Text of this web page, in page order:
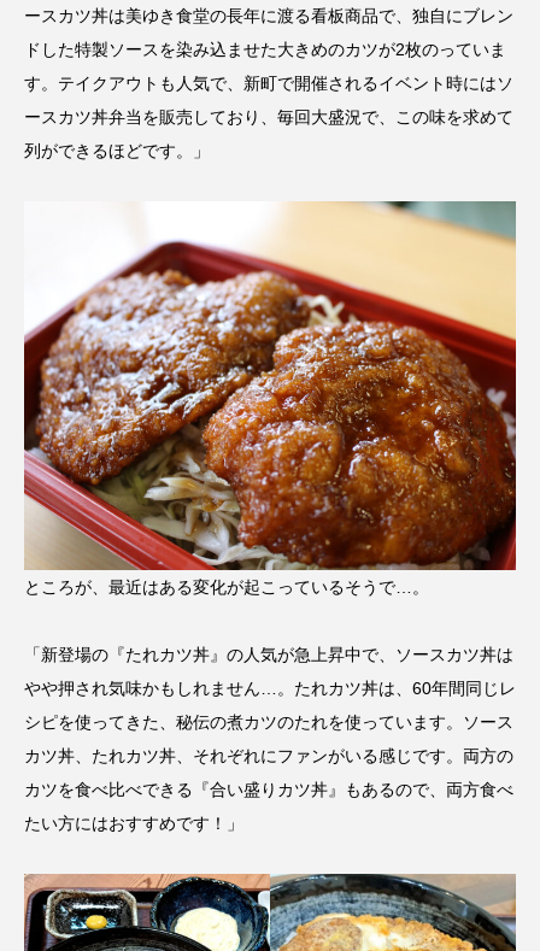
ースカツ丼は美ゆき食堂の長年に渡る看板商品で、独自にブレン
ドした特製ソースを染み込ませた大きめのカツが2枚のっていま
す。テイクアウトも人気で、新町で開催されるイベント時にはソ
ースカツ丼弁当を販売しており、毎回大盛況で、この味を求めて
列ができるほどです。」
ところが、最近はある変化が起こっているそうで…。
「新登場の『たれカツ丼』の人気が急上昇中で、ソースカツ丼は
やや押され気味かもしれません…。たれカツ丼は、60年間同じレ
シピを使ってきた、秘伝の煮カツのたれを使っています。ソース
カツ丼、たれカツ丼、それぞれにファンがいる感じです。両方の
カツを食べ比べできる『合い盛りカツ丼』もあるので、両方食べ
たい方にはおすすめです！」